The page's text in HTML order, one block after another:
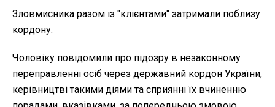
Зловмисника разом із "клієнтами" затримали поблизу
кордону.
Чоловіку повідомили про підозру в незаконному
переправленні осіб через державний кордон України,
керівництві такими діями та сприянні їх вчиненню